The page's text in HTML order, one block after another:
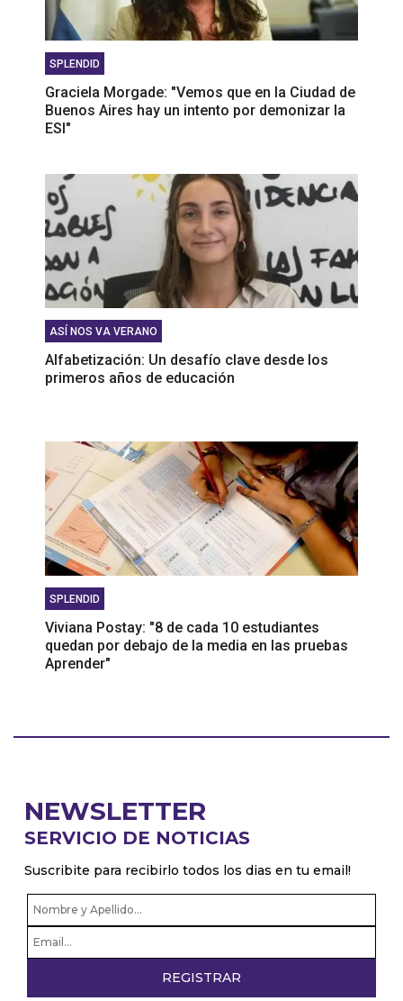
SPLENDID
Graciela Morgade: "Vemos que en la Ciudad de
Buenos Aires hay un intento por demonizar la
ESI"
ASÍ NOS VA VERANO
Alfabetización: Un desafío clave desde los
primeros años de educación
SPLENDID
Viviana Postay: "8 de cada 10 estudiantes
quedan por debajo de la media en las pruebas
Aprender"
NEWSLETTER
SERVICIO DE NOTICIAS
Suscribite para recibirlo todos los dias en tu email!